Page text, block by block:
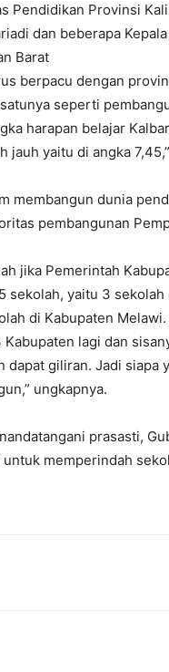
Pendidikan Provinsi
dan beberapa Kepala
Barat
berpacu dengan
seperti
harapan belajar
jauh yaitu di angka
membangun dunia
pembangunan
jika Pemerintah
sekolah, yaitu 3 sekolah
di Kabupaten
lagi dan
dapat giliran. Jadi siapa
ungkapnya.
prasasti,
memperindah